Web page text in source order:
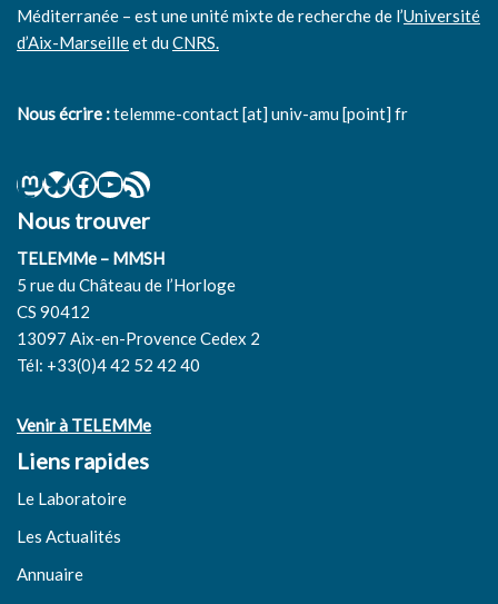
Méditerranée – est une unité mixte de recherche de l’Université
d’Aix-Marseilleet duCNRS.
Nous écrire :telemme-contact [at] univ-amu [point] fr
Nous trouver
TELEMMe – MMSH
5 rue du Château de l’Horloge
CS 90412
13097 Aix-en-Provence Cedex 2
Tél: +33(0)4 42 52 42 40
Venir à TELEMMe
Liens rapides
Le Laboratoire
Les Actualités
Annuaire